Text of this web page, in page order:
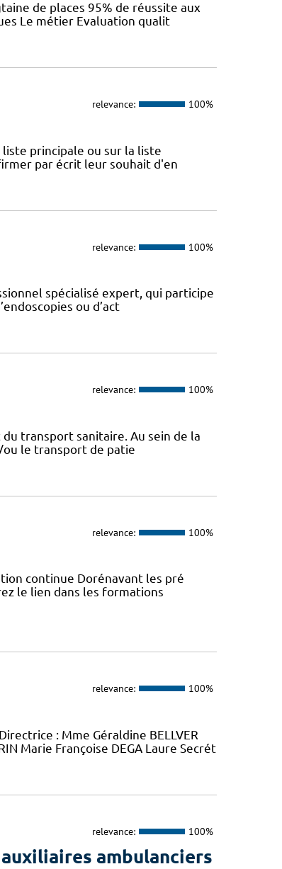
de places 95% de réussite aux
Le métier Evaluation qualit
relevance: 100%
liste principale ou sur la liste
par écrit leur souhait d'en
relevance: 100%
spécialisé expert, qui participe
ou d’act
relevance: 100%
transport sanitaire. Au sein de la
ou le transport de patie
relevance: 100%
continue Dorénavant les pré
le lien dans les formations
relevance: 100%
: Mme Géraldine BELLVER
Marie Françoise DEGA Laure Secrét
relevance: 100%
ambulanciers